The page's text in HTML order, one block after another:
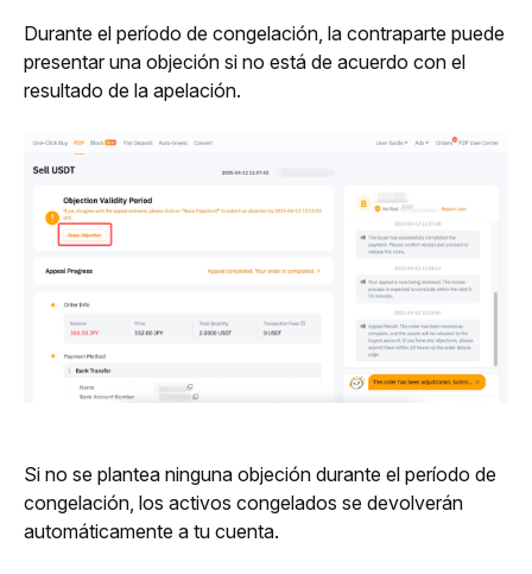
Durante el período de congelación, la contraparte puede
presentar una objeción si no está de acuerdo con el
resultado de la apelación.
Si no se plantea ninguna objeción durante el período de
congelación, los activos congelados se devolverán
automáticamente a tu cuenta.